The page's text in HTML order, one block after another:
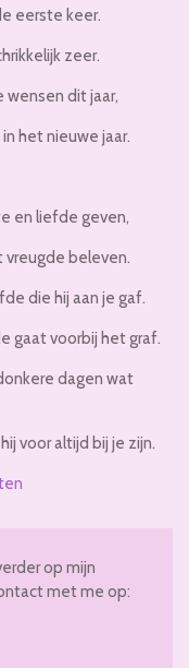
eerste keer.
zeer.
wensen dit jaar,
het nieuwe jaar.
en liefde geven,
vreugde beleven.
die hij aan je gaf.
gaat voorbij het graf.
dagen wat
voor altijd bij je zijn.
op mijn
met me op: